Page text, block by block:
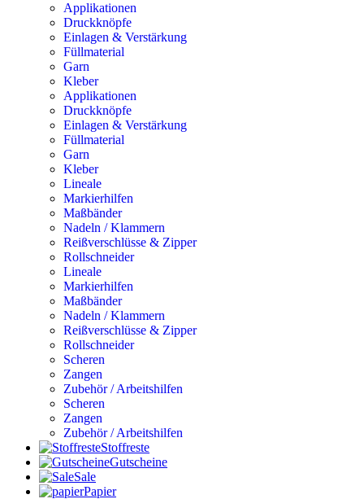
Applikationen
Druckknöpfe
Einlagen & Verstärkung
Füllmaterial
Garn
Kleber
Applikationen
Druckknöpfe
Einlagen & Verstärkung
Füllmaterial
Garn
Kleber
Lineale
Markierhilfen
Maßbänder
Nadeln / Klammern
Reißverschlüsse & Zipper
Rollschneider
Lineale
Markierhilfen
Maßbänder
Nadeln / Klammern
Reißverschlüsse & Zipper
Rollschneider
Scheren
Zangen
Zubehör / Arbeitshilfen
Scheren
Zangen
Zubehör / Arbeitshilfen
Stoffreste
Gutscheine
Sale
Papier